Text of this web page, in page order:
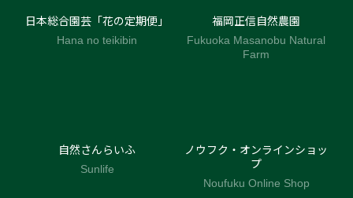
日本総合園芸「花の定期便」
Hana no teikibin
福岡正信自然農園
Fukuoka Masanobu Natural
Farm
自然さんらいふ
Sunlife
ノウフク・オンラインショッ
プ
Noufuku Online Shop